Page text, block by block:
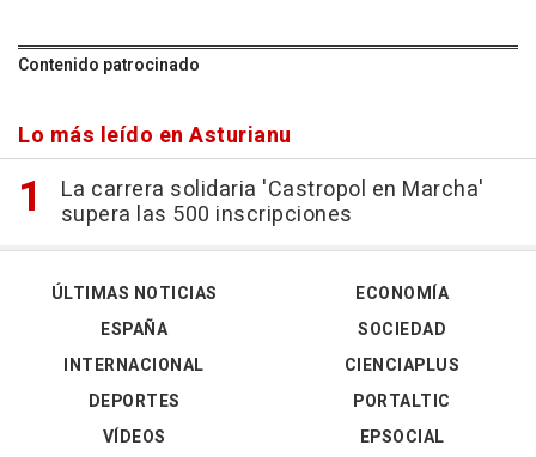
Contenido patrocinado
Lo más leído en Asturianu
La carrera solidaria 'Castropol en Marcha'
supera las 500 inscripciones
ÚLTIMAS NOTICIAS
ESPAÑA
INTERNACIONAL
DEPORTES
VÍDEOS
ECONOMÍA
SOCIEDAD
CIENCIAPLUS
PORTALTIC
EPSOCIAL